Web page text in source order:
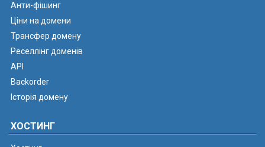
Анти-фішинг
Ціни на домени
Трансфер домену
Реселлінг доменів
API
Backorder
Історія домену
ХОСТИНГ